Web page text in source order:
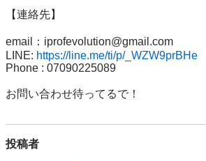
【連絡先】
email：iprofevolution@gmail.com
LINE: https://line.me/ti/p/_WZW9prBHe
Phone : 07090225089
お問い合わせ待ってるで！
投稿者